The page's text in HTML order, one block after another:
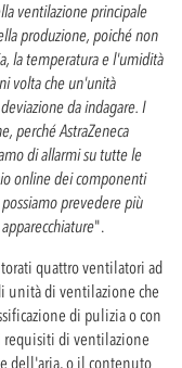
ventilazione principale
produzione, poiché non
la temperatura e l'umidità
volta che un'unità
da indagare. I
perché AstraZeneca
di allarmi su tutte le
online dei componenti
prevedere più
".
quattro ventilatori ad
unità di ventilazione che
di pulizia o con
requisiti di ventilazione
dell'aria, o il contenuto